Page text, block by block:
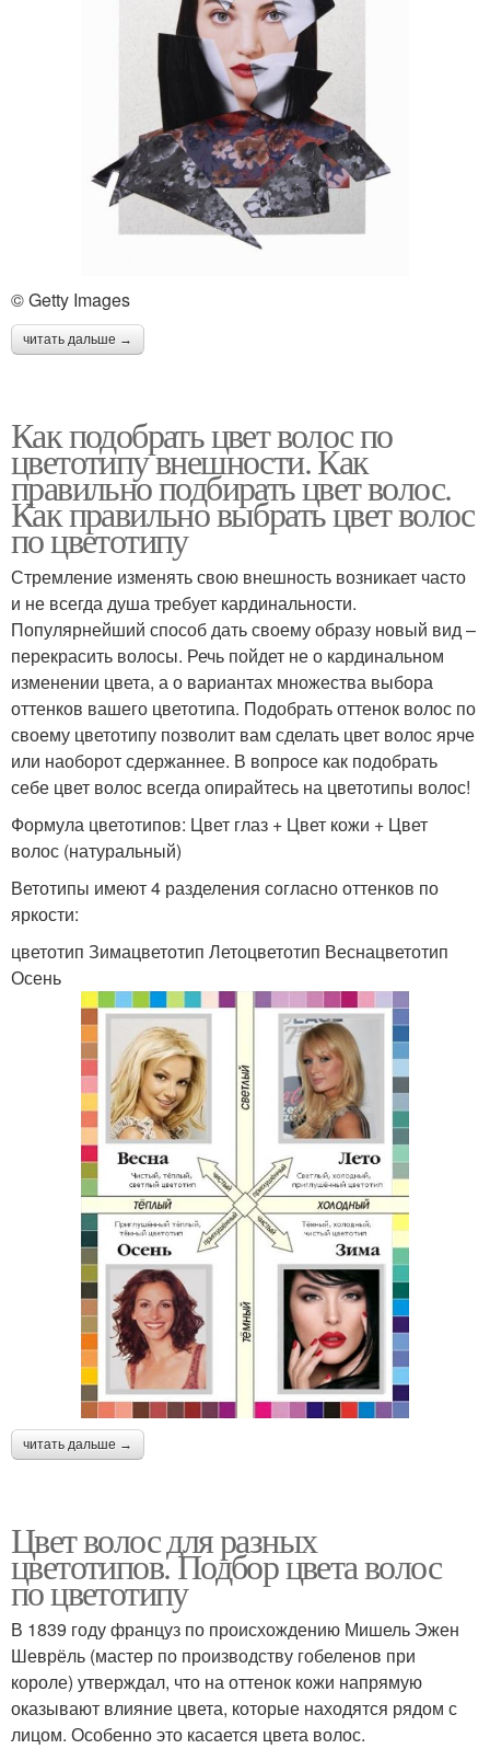
© Getty Images
читать дальше →
Как подобрать цвет волос по
цветотипу внешности. Как
правильно подбирать цвет волос.
Как правильно выбрать цвет волос
по цветотипу
Стремление изменять свою внешность возникает часто
и не всегда душа требует кардинальности.
Популярнейший способ дать своему образу новый вид –
перекрасить волосы. Речь пойдет не о кардинальном
изменении цвета, а о вариантах множества выбора
оттенков вашего цветотипа. Подобрать оттенок волос по
своему цветотипу позволит вам сделать цвет волос ярче
или наоборот сдержаннее. В вопросе как подобрать
себе цвет волос всегда опирайтесь на цветотипы волос!
Формула цветотипов: Цвет глаз + Цвет кожи + Цвет
волос (натуральный)
Ветотипы имеют 4 разделения согласно оттенков по
яркости:
цветотип Зимацветотип Летоцветотип Веснацветотип
Осень
читать дальше →
Цвет волос для разных
цветотипов. Подбор цвета волос
по цветотипу
В 1839 году француз по происхождению Мишель Эжен
Шеврёль (мастер по производству гобеленов при
короле) утверждал, что на оттенок кожи напрямую
оказывают влияние цвета, которые находятся рядом с
лицом. Особенно это касается цвета волос.